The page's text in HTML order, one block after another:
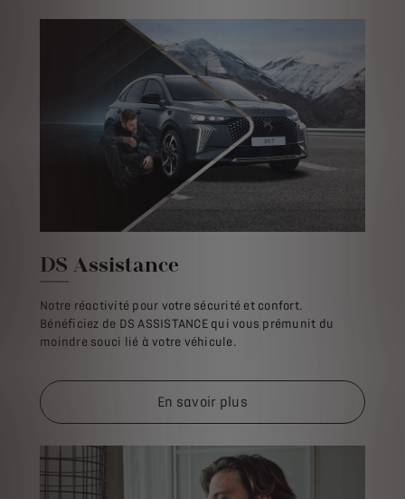
DS Assistance
Notre réactivité pour votre sécurité et confort.
Bénéficiez de DS ASSISTANCE qui vous prémunit du
moindre souci lié à votre véhicule.
En savoir plus